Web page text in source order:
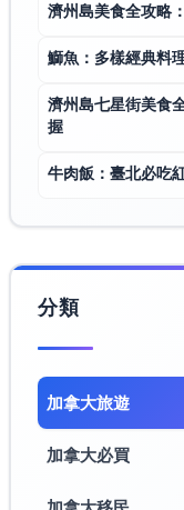
濟州島美食全攻略
鰤魚：多樣經典料
濟州島七星街美食
握
牛肉飯：臺北必吃
分類
加拿大旅遊​
加拿大必買